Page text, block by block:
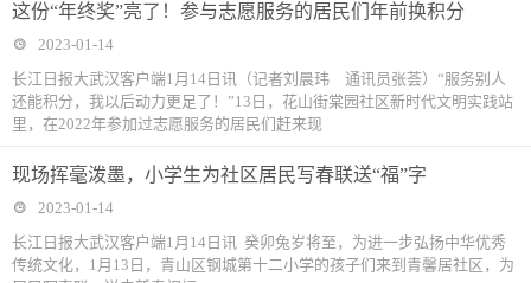
这份“年终奖”亮了！参与志愿服务的居民们年前换积分
2023-01-14
长江日报大武汉客户端1月14日讯（记者刘晨玮 通讯员张荟）“服务别人
还能积分，我以后动力更足了！”13日，花山街棠园社区新时代文明实践站
里，在2022年参加过志愿服务的居民们赶来现
现场挥毫泼墨，小学生为社区居民写春联送“福”字
2023-01-14
长江日报大武汉客户端1月14日讯 癸卯兔岁将至，为进一步弘扬中华优秀
传统文化，1月13日，青山区钢城第十二小学的孩子们来到青馨居社区，为